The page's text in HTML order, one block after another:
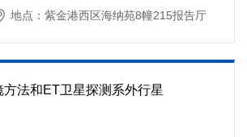
地点：紫金港西区海纳苑8幢215报告厅
法和ET卫星探测系外行星